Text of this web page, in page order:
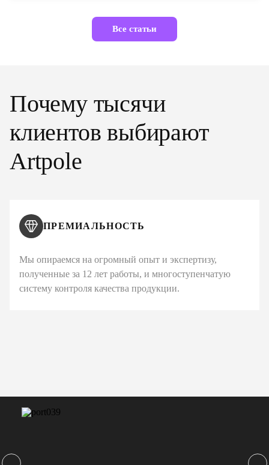
Все статьи
Почему тысячи
клиентов выбирают
Artpole
ПРЕМИАЛЬНОСТЬ
Мы опираемся на огромный опыт и экспертизу,
полученные за 12 лет работы, и многоступенчатую
систему контроля качества продукции.